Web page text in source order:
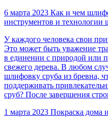
6 марта 2023 Как и чем
инструментов и технологии
У каждого человека свои
Это может быть уважение
в единении с природой или
свежего дерева. В любом
шлифовку сруба из бревна,
поддерживать
сруб? После завершения
1 марта 2023 Покраска дома